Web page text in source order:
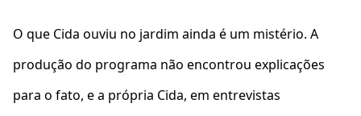
O que Cida ouviu no jardim ainda é um mistério. A
produção do programa não encontrou explicações
para o fato, e a própria Cida, em entrevistas